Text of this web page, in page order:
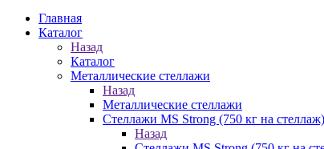
Главная
Каталог
Назад
Каталог
Металлические стеллажи
Назад
Металлические стеллажи
Стеллажи MS Strong (750 кг на стеллаж)
Назад